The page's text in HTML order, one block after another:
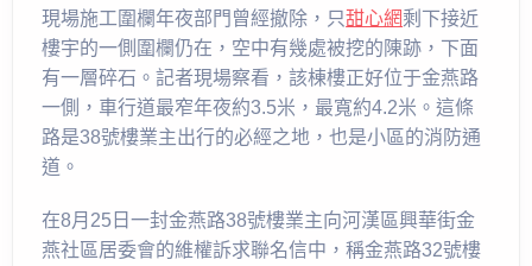
現場施工圍欄年夜部門曾經撤除，只甜心網剩下接近
樓宇的一側圍欄仍在，空中有幾處被挖的陳跡，下面
有一層碎石。記者現場察看，該棟樓正好位于金燕路
一側，車行道最窄年夜約3.5米，最寬約4.2米。這條
路是38號樓業主出行的必經之地，也是小區的消防通
道。
在8月25日一封金燕路38號樓業主向河漢區興華街金
燕社區居委會的維權訴求聯名信中，稱金燕路32號樓